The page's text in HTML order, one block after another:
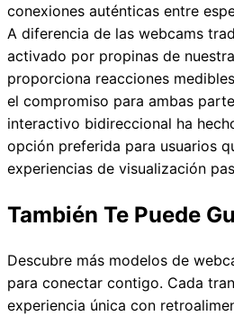
conexiones auténticas entre
A diferencia de las webcams
activado por propinas de
proporciona reacciones
el compromiso para ambas
interactivo bidireccional ha
opción preferida para usuarios
experiencias de visualización
También Te Puede
Descubre más modelos de
para conectar contigo. Cada
experiencia única con